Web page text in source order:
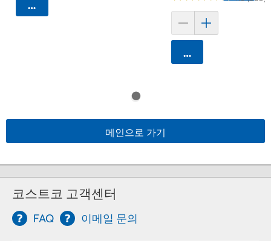
카트에 담기
카트에 담기
메인으로 가기
코스트코 고객센터
FAQ 이메일 문의